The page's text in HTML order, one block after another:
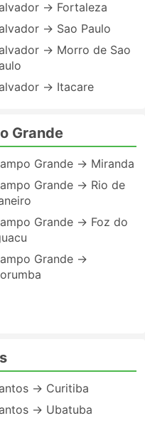
→ Fortaleza
→ Sao Paulo
→ Morro de Sao
→ Itacare
Grande
Grande → Miranda
Grande → Rio de
Grande → Foz do
Grande →
→ Curitiba
→ Ubatuba